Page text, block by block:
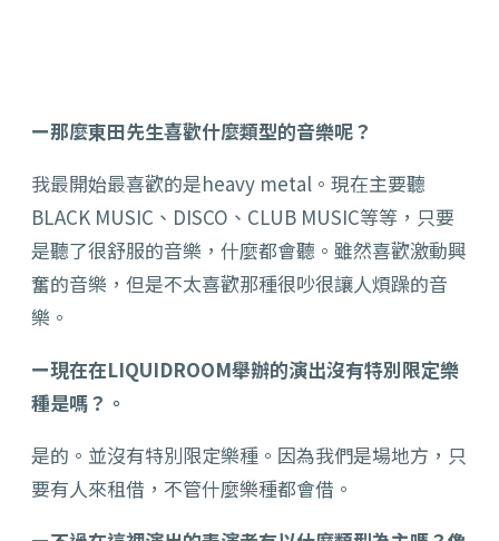
ー那麼東田先生喜歡什麼類型的音樂呢？
我最開始最喜歡的是heavy metal。現在主要聽
BLACK MUSIC、DISCO、CLUB MUSIC等等，只要
是聽了很舒服的音樂，什麼都會聽。雖然喜歡激動興
奮的音樂，但是不太喜歡那種很吵很讓人煩躁的音
樂。
ー現在在LIQUIDROOM舉辦的演出沒有特別限定樂
種是嗎？。
是的。並沒有特別限定樂種。因為我們是場地方，只
要有人來租借，不管什麼樂種都會借。